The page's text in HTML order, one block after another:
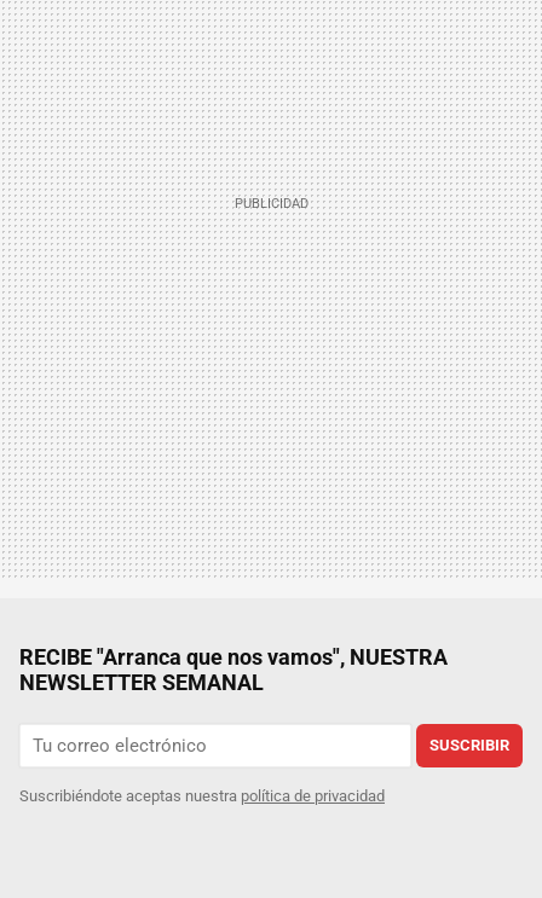
RECIBE "Arranca que nos vamos", NUESTRA
NEWSLETTER SEMANAL
SUSCRIBIR
Suscribiéndote aceptas nuestra política de privacidad